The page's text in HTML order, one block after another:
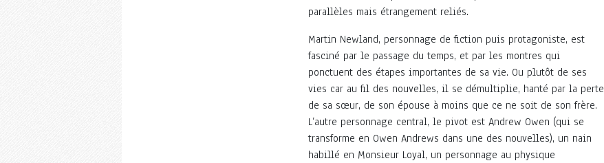
parallèles mais étrangement reliés.
Martin Newland, personnage de fiction puis protagoniste, est
fasciné par le passage du temps, et par les montres qui
ponctuent des étapes importantes de sa vie. Ou plutôt de ses
vies car au fil des nouvelles, il se démultiplie, hanté par la perte
de sa sœur, de son épouse à moins que ce ne soit de son frère.
L’autre personnage central, le pivot est Andrew Owen (qui se
transforme en Owen Andrews dans une des nouvelles), un nain
habillé en Monsieur Loyal, un personnage au physique